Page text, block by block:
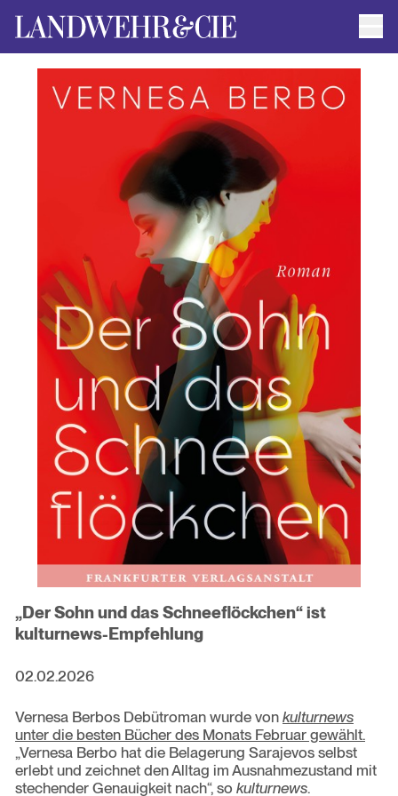
AUTOR*INNEN
AKTUELLE TITEL
FILMRECHTE
ANFRAGEN / IMPRESSUM
„Der Sohn und das Schneeflöckchen“ ist
kulturnews-Empfehlung
02.02.2026
Vernesa Berbos Debütroman wurde von kulturnews
unter die besten Bücher des Monats Februar gewählt.
„Vernesa Berbo hat die Belagerung Sarajevos selbst
erlebt und zeichnet den Alltag im Ausnahmezustand mit
stechender Genauigkeit nach“, so kulturnews.